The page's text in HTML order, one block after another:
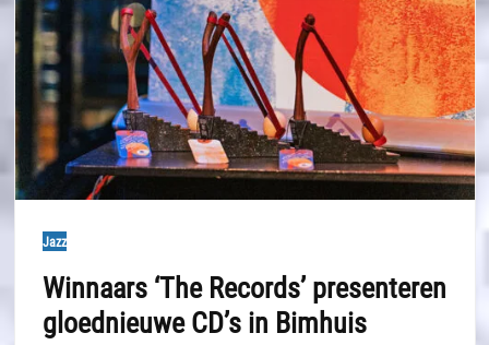
Jazz
Winnaars ‘The Records’ presenteren
gloednieuwe CD’s in Bimhuis